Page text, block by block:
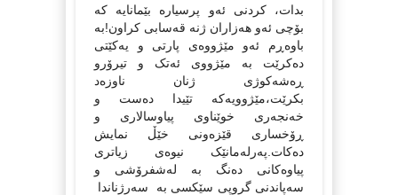
بدات، کردنی ئه‌و پرسیاره‌ بێمانایه‌ که‌
بۆچی ئه‌و هه‌زاران ژنه‌ قه‌سابی کراون!به‌
باوه‌ڕم ئه‌و مێژووه‌ی پارتی و یه‌کێتی
ده‌کرێت به‌ مێژووی ئه‌تک و تیرۆرو
ڕه‌شه‌کوژی ژنان ناوزه‌د
بکرێت،مێژوویه‌که‌ تێیدا ده‌ست و
خه‌نجه‌ری خوێناوی پیاوسالاری و
ڕۆخساری قێزه‌ونی خێڵ نمایش
ده‌کات.‌په‌رله‌مانێک نیوه‌ی زیاتری
پیاوه‌کانی ده‌نگ به‌ له‌شفرۆشی و
سه‌پاندنی گروپی سێکسی به‌ سه‌رژناندا